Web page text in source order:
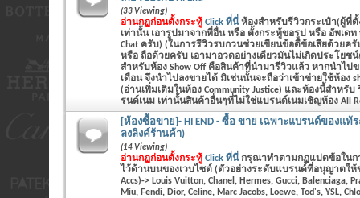
(33 Viewing)
อ่านกฏก่อนตั้งกระทู้ Click ที่นี่ ห้องสำหรับรีวิวกระเป๋า(ผู้ที่
เท่านั้น เอารูปมาจากที่อื่น หรือ ตั้งกระทู้ขอรูป หรือ อัพเดท
Chat ครับ) (ในการรีวิวรบกวนช่วยเขียนข้อดีข้อเสียด้วยค
หรือ ถือด้วยครับ เอามาอวดอย่างเดียวมันไม่เกิดประโยช
สำหรับห้อง Show Off คือสินค้าที่นำมารีวิวแล้ว หากนำไป
เดือน จึงนำไปลงขายได้ มิเช่นนั้นจะถือว่าเข้าข่ายใช้ห้อง
(อ่านเพิ่มเติมในห้อง Community Justice) และห้องนี้สำหรั
รนด์เนม เท่านั้นสินค้าอื่นๆที่ไม่ใช่แบรนด์เนมเชิญห้อง All
[ห้องซื้อขาย]- HI END - ซื้อ ขาย เฉพาะแบรนด์ของแท้
ลงลิงค์ร้านค้า)
(14 Viewing)
อ่านกฏก่อนตั้งกระทู้ Click ที่นี่ กรุณาทำตามกฏแปดข้อในก
ไว้ด้านบนของเวบไซต์ (ตัวอย่างระดับแบรนด์ที่อนุญาตให้
Accs)-> Louis Vuitton, Chanel, Hermes, Gucci, Balenciaga,
Miu, Fendi, Dior, Celine, Marc Jacobs, Loewe, Tod's, YSL,